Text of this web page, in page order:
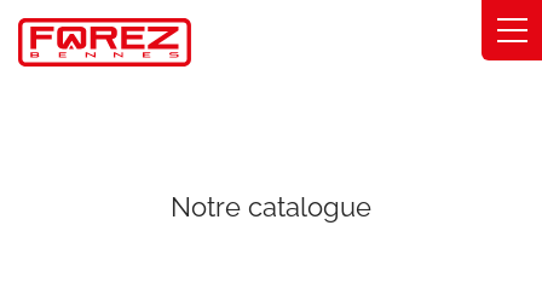
Panneau de gestion des cookies
Notre catalogue